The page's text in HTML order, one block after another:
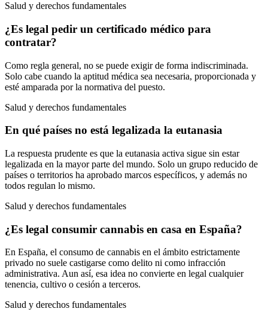
Salud y derechos fundamentales
¿Es legal pedir un certificado médico para
contratar?
Como regla general, no se puede exigir de forma indiscriminada.
Solo cabe cuando la aptitud médica sea necesaria, proporcionada y
esté amparada por la normativa del puesto.
Salud y derechos fundamentales
En qué países no está legalizada la eutanasia
La respuesta prudente es que la eutanasia activa sigue sin estar
legalizada en la mayor parte del mundo. Solo un grupo reducido de
países o territorios ha aprobado marcos específicos, y además no
todos regulan lo mismo.
Salud y derechos fundamentales
¿Es legal consumir cannabis en casa en España?
En España, el consumo de cannabis en el ámbito estrictamente
privado no suele castigarse como delito ni como infracción
administrativa. Aun así, esa idea no convierte en legal cualquier
tenencia, cultivo o cesión a terceros.
Salud y derechos fundamentales